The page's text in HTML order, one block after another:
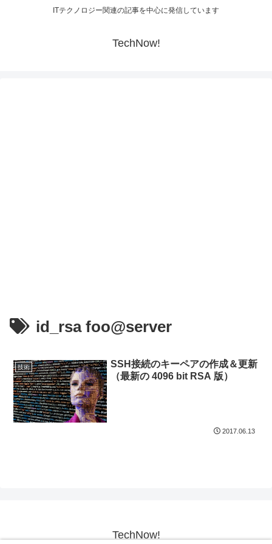
ITテクノロジー関連の記事を中心に発信しています
TechNow!
id_rsa foo@server
技術
SSH接続のキーペアの作成＆更新
（最新の 4096 bit RSA 版）
2017.06.13
TechNow!